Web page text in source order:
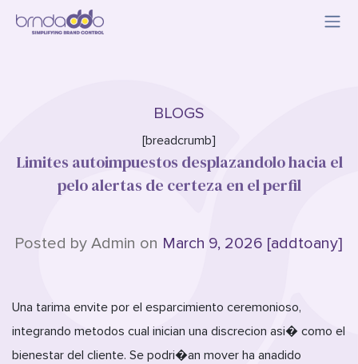
BLOGS
[breadcrumb]
Limites autoimpuestos desplazandolo hacia el
pelo alertas de certeza en el perfil
Posted by Admin on March 9, 2026 [addtoany]
Una tarima envite por el esparcimiento ceremonioso,
integrando metodos cual inician una discrecion asi� como el
bienestar del cliente. Se podri�an mover ha anadido